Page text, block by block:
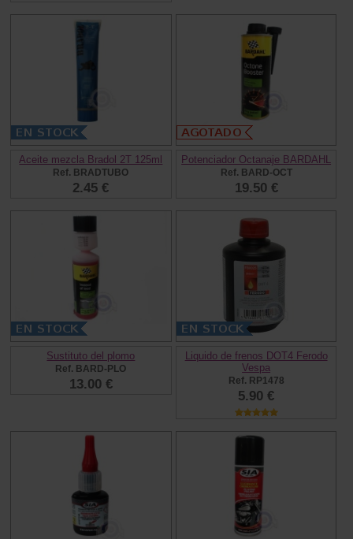
Aceite mezcla Bradol 2T 125ml
Ref. BRADTUBO
2.45 €
Potenciador Octanaje BARDAHL
Ref. BARD-OCT
19.50 €
Sustituto del plomo
Ref. BARD-PLO
13.00 €
Liquido de frenos DOT4 Ferodo
Vespa
Ref. RP1478
5.90 €